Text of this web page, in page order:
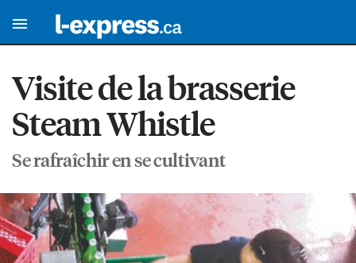
Visite de la brasserie
Steam Whistle
Se rafraîchir en se cultivant